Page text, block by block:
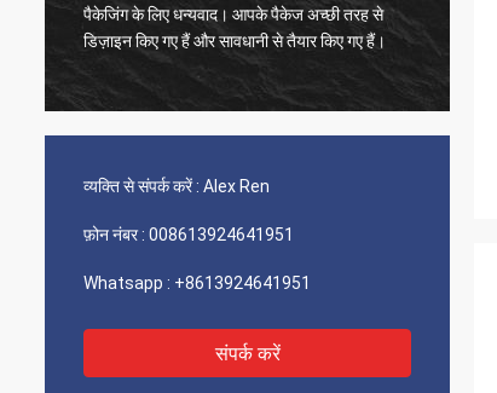
धन्यवाद, ज़ो।
व्यक्ति से संपर्क करें : Alex Ren
फ़ोन नंबर : 008613924641951
Whatsapp : +8613924641951
संपर्क करें